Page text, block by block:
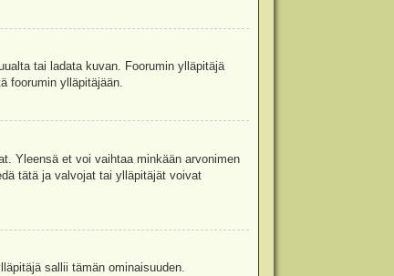
tai ladata kuvan. Foorumin ylläpitäjä
foorumin ylläpitäjään.
Yleensä et voi vaihtaa minkään arvonimen
tätä ja valvojat tai ylläpitäjät voivat
sallii tämän ominaisuuden.